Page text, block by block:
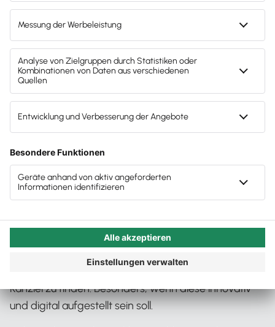
Unternehmer:innen wie die „Kleinen“ einer Kanzlei
keine Potenziale bietet? Das Wie macht erneut den
Unterschied.
Autor:in:Carola Heine
Veröffentlicht:
Kategorie:Steuerberater:innen
Steuerberatung frisch denken
Die Themen wiederholen sich: Steuerberater:innen
stöhnen unter dem Ansturm kurz vor den Fristen und
suchen händeringend nach Fachpersonal. Kleine und
Einzelunternehmen sind für eine Kanzlei nicht so
lukrativ, denn sie können sich nur wenig Beratung
daher inzwischen sogar oft Schwierigkeiten, eine
Kanzlei zu finden. Besonders, wenn diese innovativ
und digital aufgestellt sein soll.